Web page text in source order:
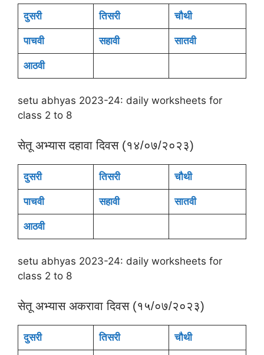
दुसरी तिसरी चौथी
पाचवी सहावी सातवी
आठवी
setu abhyas 2023-24: daily worksheets for
class 2 to 8
सेतू अभ्यास दहावा दिवस (१४/०७/२०२३)
दुसरी तिसरी चौथी
पाचवी सहावी सातवी
आठवी
setu abhyas 2023-24: daily worksheets for
class 2 to 8
सेतू अभ्यास अकरावा दिवस (१५/०७/२०२३)
दुसरी तिसरी चौथी